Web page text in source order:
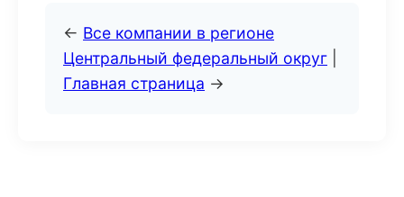
← Все компании в регионе
Центральный федеральный округ
Главная страница →